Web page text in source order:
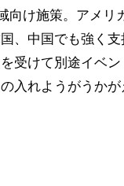
向け施策。アメリ
、中国でも強く
受けて別途イベ
入れようがうかが